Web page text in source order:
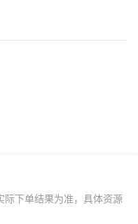
际下单结果为准，具体资源